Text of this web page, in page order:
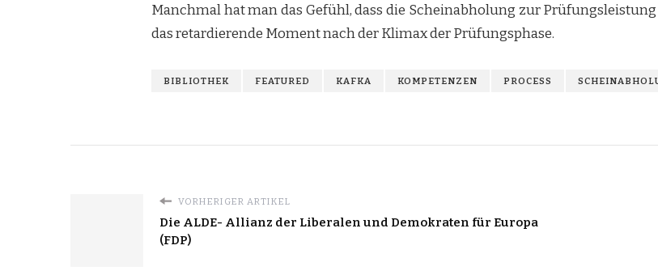
Manchmal hat man das Gefühl, dass die Scheinabholung zur
das retardierende Moment nach der Klimax der Prüfungsphase.
BIBLIOTHEK FEATURED KAFKA KOMPETENZEN PROCESS
VORHERIGER ARTIKEL
Die ALDE- Allianz der Liberalen und Demokraten für Europa
(FDP)